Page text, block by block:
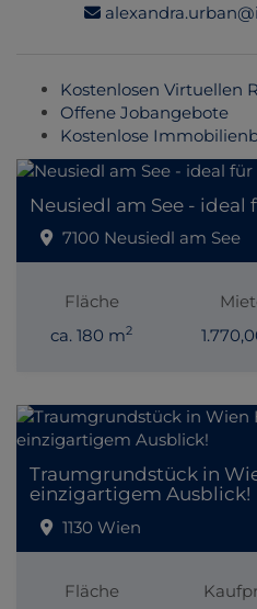
Kostenlosen Virtuellen
Offene Jobangebote
Kostenlose
Neusiedl am See - ideal
7100 Neusiedl am See
Fläche
ca. 180 m2
Traumgrundstück in
einzigartigem Ausblick!
1130 Wien
Fläche